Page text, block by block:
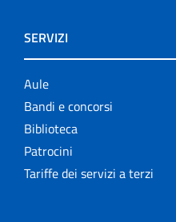
SERVIZI
Aule
Bandi e concorsi
Biblioteca
Patrocini
Tariffe dei servizi a terzi